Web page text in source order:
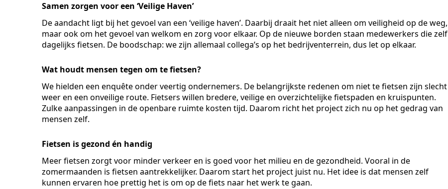
Samen zorgen voor een ‘Veilige Haven’
De aandacht ligt bij het gevoel van een ‘veilige haven’. Daarbij draait het niet alleen om veiligheid op de weg,
maar ook om het gevoel van welkom en zorg voor elkaar. Op de nieuwe borden staan medewerkers die zelf
dagelijks fietsen. De boodschap: we zijn allemaal collega’s op het bedrijventerrein, dus let op elkaar.
Wat houdt mensen tegen om te fietsen?
We hielden een enquête onder veertig ondernemers. De belangrijkste redenen om niet te fietsen zijn slecht
weer en een onveilige route. Fietsers willen bredere, veilige en overzichtelijke fietspaden en kruispunten.
Zulke aanpassingen in de openbare ruimte kosten tijd. Daarom richt het project zich nu op het gedrag van
mensen zelf.
Fietsen is gezond én handig
Meer fietsen zorgt voor minder verkeer en is goed voor het milieu en de gezondheid. Vooral in de
zomermaanden is fietsen aantrekkelijker. Daarom start het project juist nu. Het idee is dat mensen zelf
kunnen ervaren hoe prettig het is om op de fiets naar het werk te gaan.